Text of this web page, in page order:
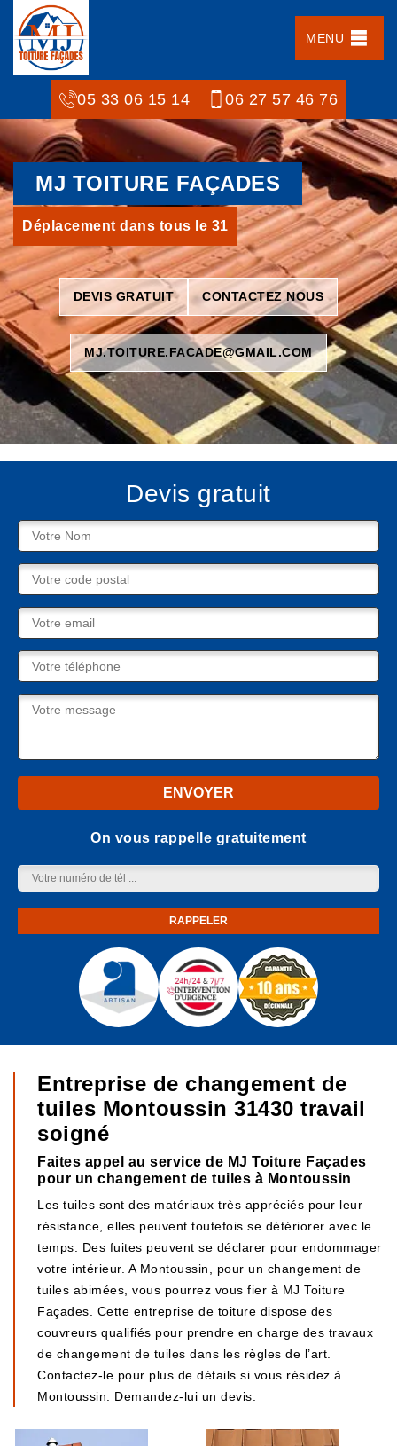
MENU
05 33 06 15 14 06 27 57 46 76
MJ TOITURE FAÇADES
Déplacement dans tous le 31
DEVIS GRATUIT CONTACTEZ NOUS
MJ.TOITURE.FACADE@GMAIL.COM
Devis gratuit
On vous rappelle gratuitement
Entreprise de changement de
tuiles Montoussin 31430 travail
soigné
Faites appel au service de MJ Toiture Façades
pour un changement de tuiles à Montoussin
Les tuiles sont des matériaux très appréciés pour leur
résistance, elles peuvent toutefois se détériorer avec le
temps. Des fuites peuvent se déclarer pour endommager
votre intérieur. A Montoussin, pour un changement de
tuiles abimées, vous pourrez vous fier à MJ Toiture
Façades. Cette entreprise de toiture dispose des
couvreurs qualifiés pour prendre en charge des travaux
de changement de tuiles dans les règles de l’art.
Contactez-le pour plus de détails si vous résidez à
Montoussin. Demandez-lui un devis.